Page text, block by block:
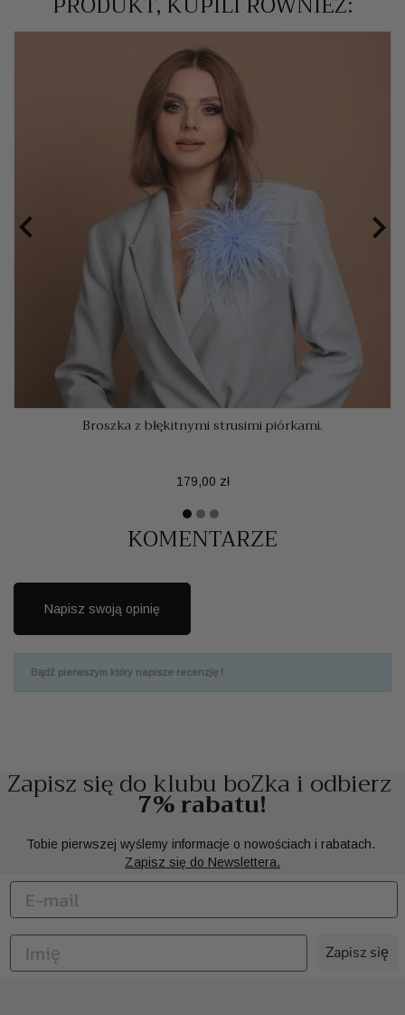
Broszka z błękitnymi strusimi piórkami.
Cena
179,00 zł
 
KOMENTARZE
Napisz swoją opinię
Bądź pierwszym który napisze recenzję !
Zapisz się do klubu boZka i odbierz
7% rabatu!
Tobie pierwszej wyślemy informacje o nowościach i rabatach.
Zapisz się do Newslettera.
Zapisz się